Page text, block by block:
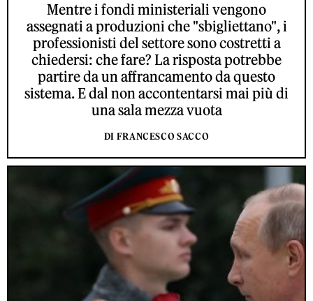
Mentre i fondi ministeriali vengono
assegnati a produzioni che "sbigliettano", i
professionisti del settore sono costretti a
chiedersi: che fare? La risposta potrebbe
partire da un affrancamento da questo
sistema. E dal non accontentarsi mai più di
una sala mezza vuota
DI FRANCESCO SACCO